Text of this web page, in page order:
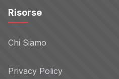
Risorse
Chi Siamo
Privacy Policy